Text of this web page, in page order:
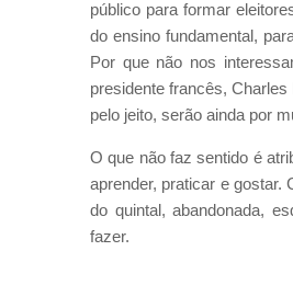
público para formar
do ensino fundamental,
Por que não nos
presidente francês,
pelo jeito, serão ainda por
O que não faz sentido é
aprender, praticar e gostar.
do quintal, abandonada,
fazer.